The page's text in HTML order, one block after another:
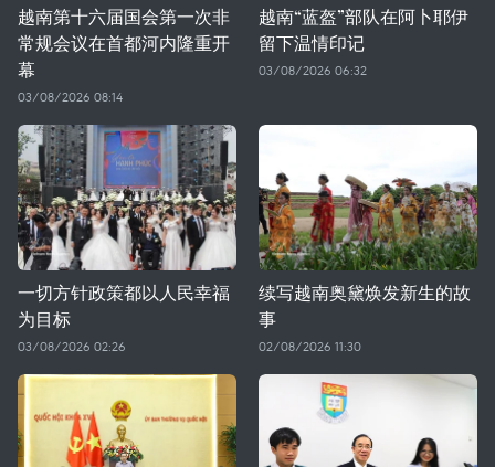
越南第十六届国会第一次非
常规会议在首都河内隆重开
幕
03/08/2026 08:14
越南“蓝盔”部队在阿卜耶伊
留下温情印记
03/08/2026 06:32
一切方针政策都以人民幸福
为目标
03/08/2026 02:26
续写越南奥黛焕发新生的故
事
02/08/2026 11:30